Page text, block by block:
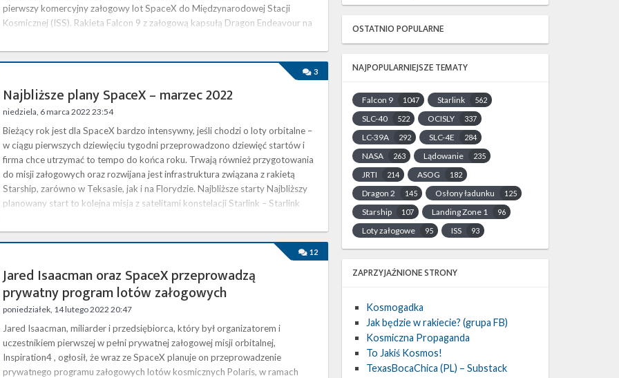
pierwszy komercyjny załogowy lot SpaceX do Międzynarodowej Stacji
Kosmicznej (ISS). Rakieta Falcon 9 z załogową kapsułą Dragon Endeavour na
3
Najbliższe plany SpaceX – marzec 2022
niedziela, 6 marca 2022 23:54
Bieżący rok jest dla SpaceX bardzo intensywny, jeśli chodzi o loty orbitalne –
w ciągu pierwszych dziewięciu tygodni przeprowadzono dziewięć startów i
firma chce utrzymać to tempo do końca roku. Trwają również przygotowania
do misji załogowych oraz rozwijana jest infrastruktura związana z rakietą
Starship, zarówno w Teksasie, jak i na Florydzie. Najbliższe starty Najbliższy
planowany start to kolejna misja z satelitami konstelacji Starlink – Starlink
12
Jared Isaacman oraz SpaceX przeprowadzą
prywatny program lotów załogowych
poniedziałek, 14 lutego 2022 20:47
Jared Isaacman, miliarder i przedsiębiorca, który był organizatorem i
uczestnikiem pierwszej w pełni prywatnej załogowej misji orbitalnej,
Inspiration4 , ogłosił, że wraz ze SpaceX planuje on przeprowadzenie
prywatnego programu załogowych lotów kosmicznych Polaris, w ramach
OSTATNIO POPULARNE
NAJPOPULARNIEJSZE TEMATY
Falcon 9 1047 Starlink 562
SLC-40 522 OCISLY 337
LC-39A 292 SLC-4E 284
NASA 263 Lądowanie 235
JRTI 214 ASOG 182
Dragon 2 145 Osłony ładunku 125
Starship 107 Landing Zone 1 96
Loty załogowe 95 ISS 93
ZAPRZYJAŹNIONE STRONY
Kosmogadka
Jak będzie w rakiecie? (grupa FB)
Kosmiczna Propaganda
To Jakiś Kosmos!
TexasBocaChica (PL) – Substack